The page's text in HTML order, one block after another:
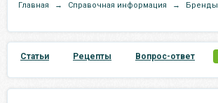
Главная → Справочная информация → Бренды
Статьи Рецепты Вопрос-ответ